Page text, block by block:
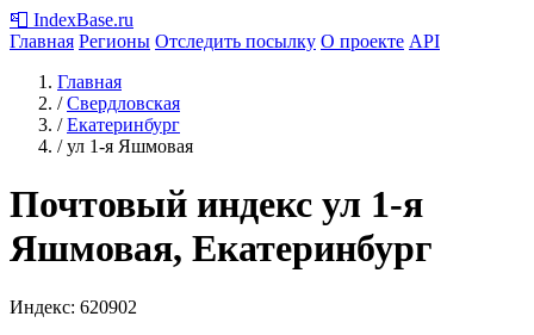
📮 IndexBase.ru
Главная Регионы Отследить посылку О проекте API
Главная
/ Свердловская
/ Екатеринбург
/ ул 1-я Яшмовая
Почтовый индекс ул 1-я
Яшмовая, Екатеринбург
Индекс: 620902